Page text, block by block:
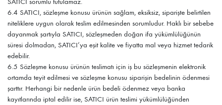
6.4 SATICI, sözleşme konusu ürünün sağlam, eksiksiz, siparişte belirtilen
niteliklere uygun olarak teslim edilmesinden sorumludur. Haklı bir sebebe
dayanmak şartıyla SATICI, sözleşmeden doğan ifa yükümlülüğünün
süresi dolmadan, SATICI’ya eşit kalite ve fiyatta mal veya hizmet tedarik
edebilir.
6.5 Sözleşme konusu ürünün teslimatı için iş bu sözleşmenin elektronik
ortamda teyit edilmesi ve sözleşme konusu siparişin bedelinin ödenmesi
şarttır. Herhangi bir nedenle ürün bedeli ödenmez veya banka
kayıtlarında iptal edilir ise, SATICI ürün teslimi yükümlülüğünden